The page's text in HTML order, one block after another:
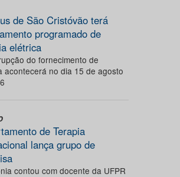
de São Cristóvão terá
programado de
elétrica
do fornecimento de
acontecerá no dia 15 de agosto
de Terapia
lança grupo de
contou com docente da UFPR